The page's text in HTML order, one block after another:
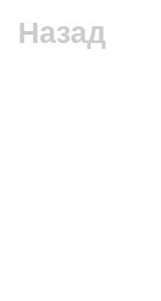
Назад